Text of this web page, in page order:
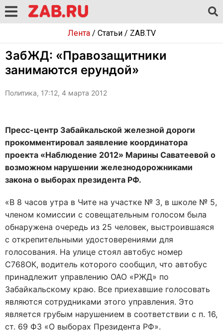
Лента/ Статьи/ ZAB.TV
ЗабЖД: «Правозащитники
занимаются ерундой»
Политика, 17:12, 4 марта 2012
Пресс-центр Забайкальской железной дороги
прокомментировал заявление координатора
проекта «Наблюдение 2012» Марины Саватеевой о
возможном нарушении железнодорожниками
закона о выборах президента РФ.
«В 8 часов утра в Чите на участке № 3, в школе № 5,
членом комиссии с совещательным голосом была
обнаружена очередь из 25 человек, выстроившаяся
с открепительными удостоверениями для
голосования. На улице стоял автобус номер
С768ОК, водитель которого сообщил, что автобус
принадлежит управлению ОАО «РЖД» по
Забайкальскому краю. Все приехавшие голосовать
являются сотрудниками этого управления. Это
является грубым нарушением в соответствии с п. 16,
ст. 69 ФЗ «О выборах Президента РФ».